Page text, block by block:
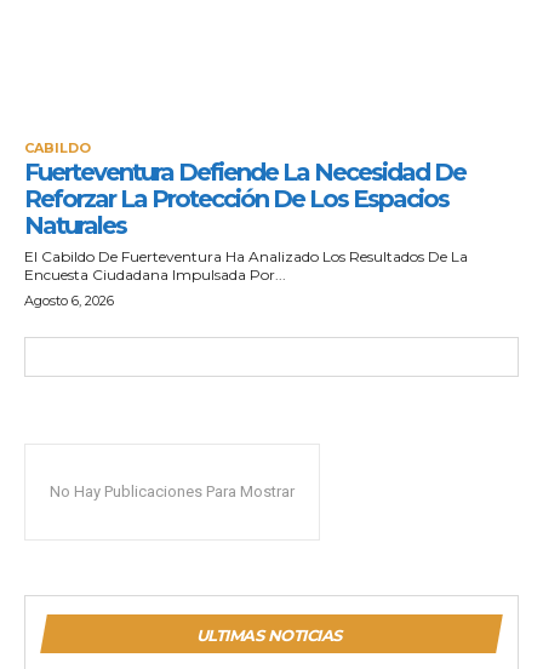
CABILDO
Fuerteventura Defiende La Necesidad De
Reforzar La Protección De Los Espacios
Naturales
El Cabildo De Fuerteventura Ha Analizado Los Resultados De La
Encuesta Ciudadana Impulsada Por...
Agosto 6, 2026
No Hay Publicaciones Para Mostrar
ULTIMAS NOTICIAS